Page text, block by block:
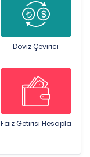
Döviz Çevirici
Faiz Getirisi Hesapla